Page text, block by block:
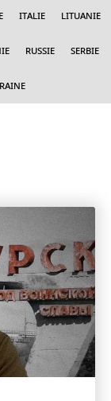
Italie Lituanie
Russie Serbie